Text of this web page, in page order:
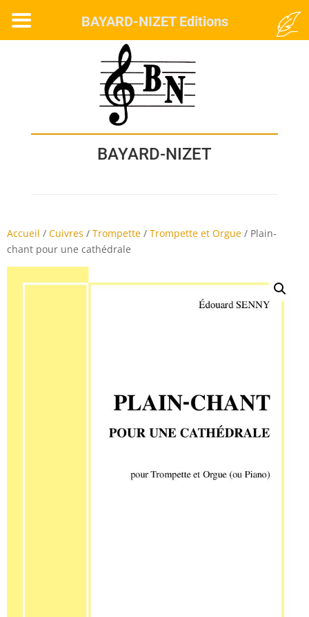
BAYARD-NIZET
Accueil / Cuivres / Trompette / Trompette et Orgue / Plain-
chant pour une cathédrale
BAYARD-NIZET Editions